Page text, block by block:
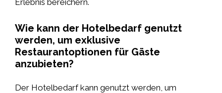
Wie kann der Hotelbedarf genutzt
werden, um exklusive
Restaurantoptionen für Gäste
anzubieten?
Der Hotelbedarf kann genutzt werden, um